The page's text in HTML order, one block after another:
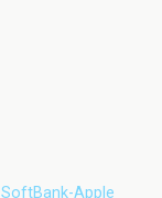
SoftBank-Apple